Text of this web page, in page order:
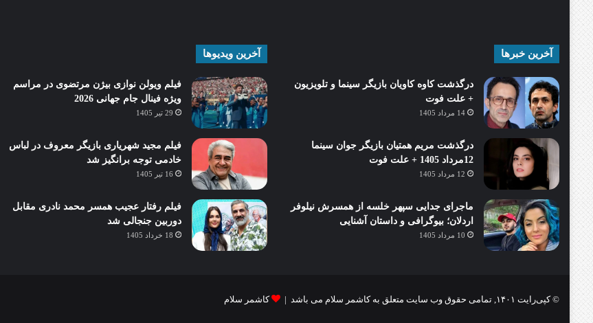
آخرین خبرها
درگذشت کاوه کاویان بازیگر سینما و تلویزیون
+ علت فوت
14 مرداد 1405
درگذشت مریم همتیان بازیگر جوان سینما
12مرداد 1405 + علت فوت
12 مرداد 1405
ماجرای جدایی سپهر خلسه از همسرش نیلوفر
اردلان؛ بیوگرافی و داستان آشنایی
10 مرداد 1405
آخرین ویدیوها
فیلم ویولن نوازی بیژن مرتضوی در مراسم
ویژه فینال جام جهانی 2026
29 تیر 1405
فیلم مجید شهریاری بازیگر معروف در لباس
خادمی توجه برانگیز شد
16 تیر 1405
فیلم رفتار عجیب همسر محمد نادری مقابل
دوربین جنجالی شد
18 خرداد 1405
© کپی‌رایت ۱۴۰۱, تمامی حقوق وب سایت متعلق به کاشمر سلام می باشد | کاشمر سلام